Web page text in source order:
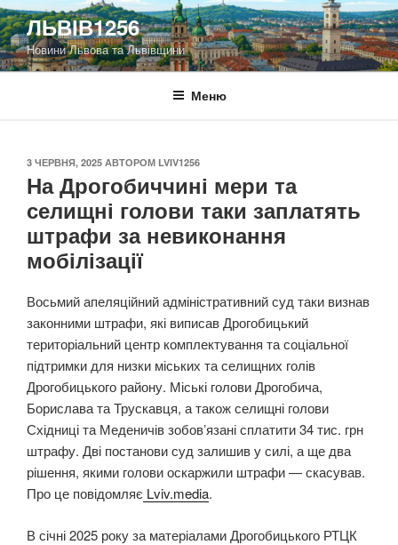
Перейти
до
вмісту
ЛЬВІВ1256
Новини Львова та Львівщини
Меню
ОПУБЛІКОВАНО
3 ЧЕРВНЯ, 2025 АВТОРОМ LVIV1256
На Дрогобиччині мери та
селищні голови таки заплатять
штрафи за невиконання
мобілізації
Восьмий апеляційний адміністративний суд таки визнав
законними штрафи, які виписав Дрогобицький
територіальний центр комплектування та соціальної
підтримки для низки міських та селищних голів
Дрогобицького району. Міські голови Дрогобича,
Борислава та Трускавця, а також селищні голови
Східниці та Меденичів зобовʼязані сплатити 34 тис. грн
штрафу. Дві постанови суд залишив у силі, а ще два
рішення, якими голови оскаржили штрафи — скасував.
Про це повідомляє Lviv.media.
В січні 2025 року за матеріалами Дрогобицького РТЦК